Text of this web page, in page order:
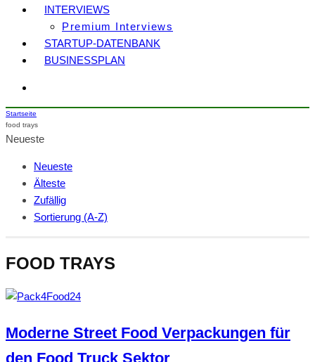
INTERVIEWS
Premium Interviews
STARTUP-DATENBANK
BUSINESSPLAN
Startseite
food trays
Neueste
Neueste
Älteste
Zufällig
Sortierung (A-Z)
FOOD TRAYS
Moderne Street Food Verpackungen für
den Food Truck Sektor